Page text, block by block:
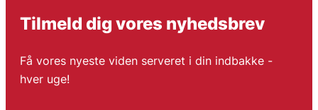
Tilmeld dig vores nyhedsbrev
Få vores nyeste viden serveret i din indbakke -
hver uge!